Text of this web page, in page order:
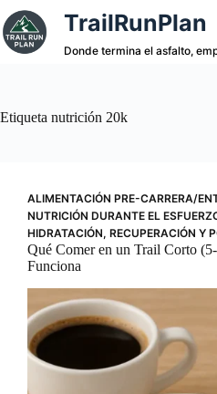
Saltar
al
contenido
TrailRunPlan
Donde termina el asfalto,
Etiqueta nutrición 20k
ALIMENTACIÓN PRE-CARRERA/
NUTRICIÓN DURANTE EL
HIDRATACIÓN, RECUPERACIÓN Y
Qué Comer en un Trail Corto
Funciona